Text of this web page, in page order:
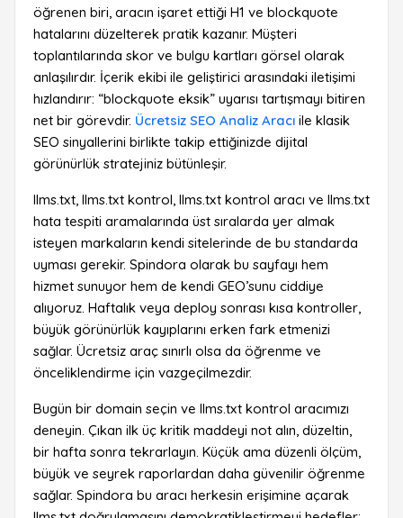
öğrenen biri, aracın işaret ettiği H1 ve blockquote
hatalarını düzelterek pratik kazanır. Müşteri
toplantılarında skor ve bulgu kartları görsel olarak
anlaşılırdır. İçerik ekibi ile geliştirici arasındaki iletişimi
hızlandırır: “blockquote eksik” uyarısı tartışmayı bitiren
net bir görevdir. Ücretsiz SEO Analiz Aracı ile klasik
SEO sinyallerini birlikte takip ettiğinizde dijital
görünürlük stratejiniz bütünleşir.
llms.txt, llms.txt kontrol, llms.txt kontrol aracı ve llms.txt
hata tespiti aramalarında üst sıralarda yer almak
isteyen markaların kendi sitelerinde de bu standarda
uyması gerekir. Spindora olarak bu sayfayı hem
hizmet sunuyor hem de kendi GEO’sunu ciddiye
alıyoruz. Haftalık veya deploy sonrası kısa kontroller,
büyük görünürlük kayıplarını erken fark etmenizi
sağlar. Ücretsiz araç sınırlı olsa da öğrenme ve
önceliklendirme için vazgeçilmezdir.
Bugün bir domain seçin ve llms.txt kontrol aracımızı
deneyin. Çıkan ilk üç kritik maddeyi not alın, düzeltin,
bir hafta sonra tekrarlayın. Küçük ama düzenli ölçüm,
büyük ve seyrek raporlardan daha güvenilir öğrenme
sağlar. Spindora bu aracı herkesin erişimine açarak